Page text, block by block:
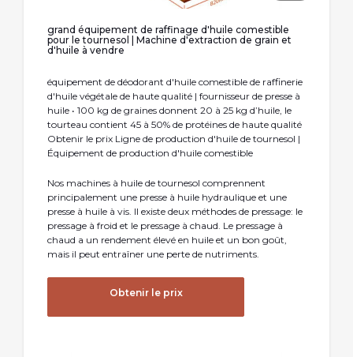
grand équipement de raffinage d'huile comestible
pour le tournesol | Machine d'extraction de grain et
d'huile à vendre
équipement de déodorant d'huile comestible de raffinerie
d'huile végétale de haute qualité | fournisseur de presse à
huile • 100 kg de graines donnent 20 à 25 kg d’huile, le
tourteau contient 45 à 50% de protéines de haute qualité
Obtenir le prix Ligne de production d'huile de tournesol |
Équipement de production d'huile comestible
Nos machines à huile de tournesol comprennent
principalement une presse à huile hydraulique et une
presse à huile à vis. Il existe deux méthodes de pressage: le
pressage à froid et le pressage à chaud. Le pressage à
chaud a un rendement élevé en huile et un bon goût,
mais il peut entraîner une perte de nutriments.
Obtenir le prix